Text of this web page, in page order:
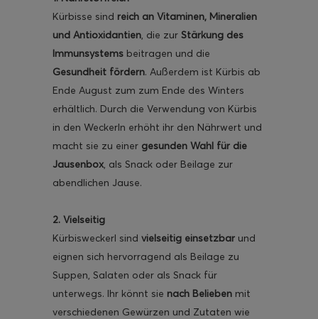
Eis am Stil
Kürbisse sind reich an Vitaminen, Mineralien
und Antioxidantien, die zur Stärkung des
Immunsystems beitragen und die
Gesundheit fördern. Außerdem ist Kürbis ab
Ende August zum zum Ende des Winters
erhältlich. Durch die Verwendung von Kürbis
in den Weckerln erhöht ihr den Nährwert und
macht sie zu einer gesunden Wahl für die
Jausenbox, als Snack oder Beilage zur
abendlichen Jause.
2. Vielseitig
Kürbisweckerl sind vielseitig einsetzbar und
eignen sich hervorragend als Beilage zu
Suppen, Salaten oder als Snack für
unterwegs. Ihr könnt sie nach Belieben mit
verschiedenen Gewürzen und Zutaten wie